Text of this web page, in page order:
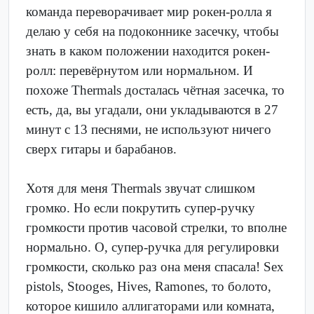
команда переворачивает мир рокен-ролла я
делаю у себя на подоконнике засечку, чтобы
знать в каком положении находится рокен-
ролл: перевёрнутом или нормальном. И
похоже Thermals досталась чётная засечка, то
есть, да, вы угадали, они укладываются в 27
минут с 13 песнями, не используют ничего
сверх гитары и барабанов.
Хотя для меня Thermals звучат слишком
громко. Но если покрутить супер-ручку
громкости против часовой стрелки, то вполне
нормально. О, супер-ручка для регулировки
громкости, сколько раз она меня спасала! Sex
pistols, Stooges, Hives, Ramones, то болото,
которое кишило аллигаторами или комната,